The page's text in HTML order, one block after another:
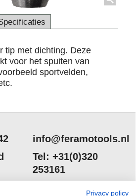
tip met dichting. Deze
voor het spuiten van
sportvelden,
info@feramotools.nl
Tel: +31(0)320
253161
Privacy policy